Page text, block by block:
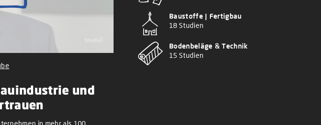
und
in mehr als 100
Baustoffe | Fertigbau
18 Studien
Bodenbeläge & Technik
15 Studien